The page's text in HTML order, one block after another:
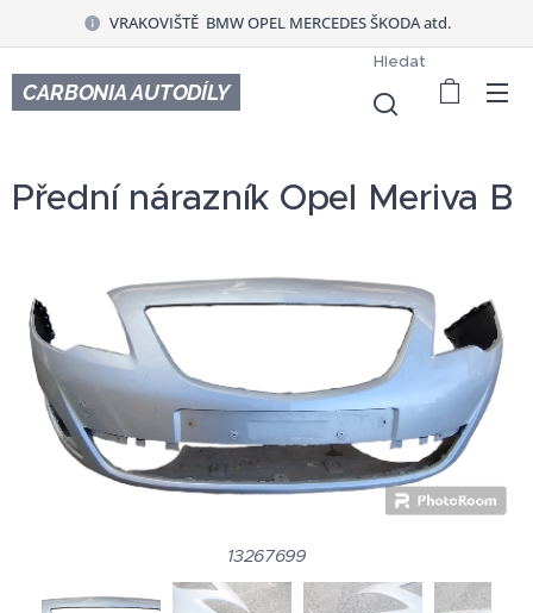
VRAKOVIŠTĚ BMW OPEL MERCEDES ŠKODA atd.
CARBONIA AUTODÍLY
Hledat
Přední nárazník Opel Meriva B
13267699